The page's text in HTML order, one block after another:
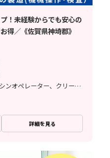
！未経験からでも安心の
得／《佐賀県神埼郡》
検査、梱包・仕分け、マシンオペレーター、クリーンルーム、品質管理、立ち作業
詳細を見る